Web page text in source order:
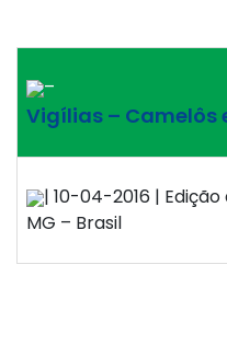
–
Vigílias – Camelôs
| 10-04-2016 |
MG – Brasil